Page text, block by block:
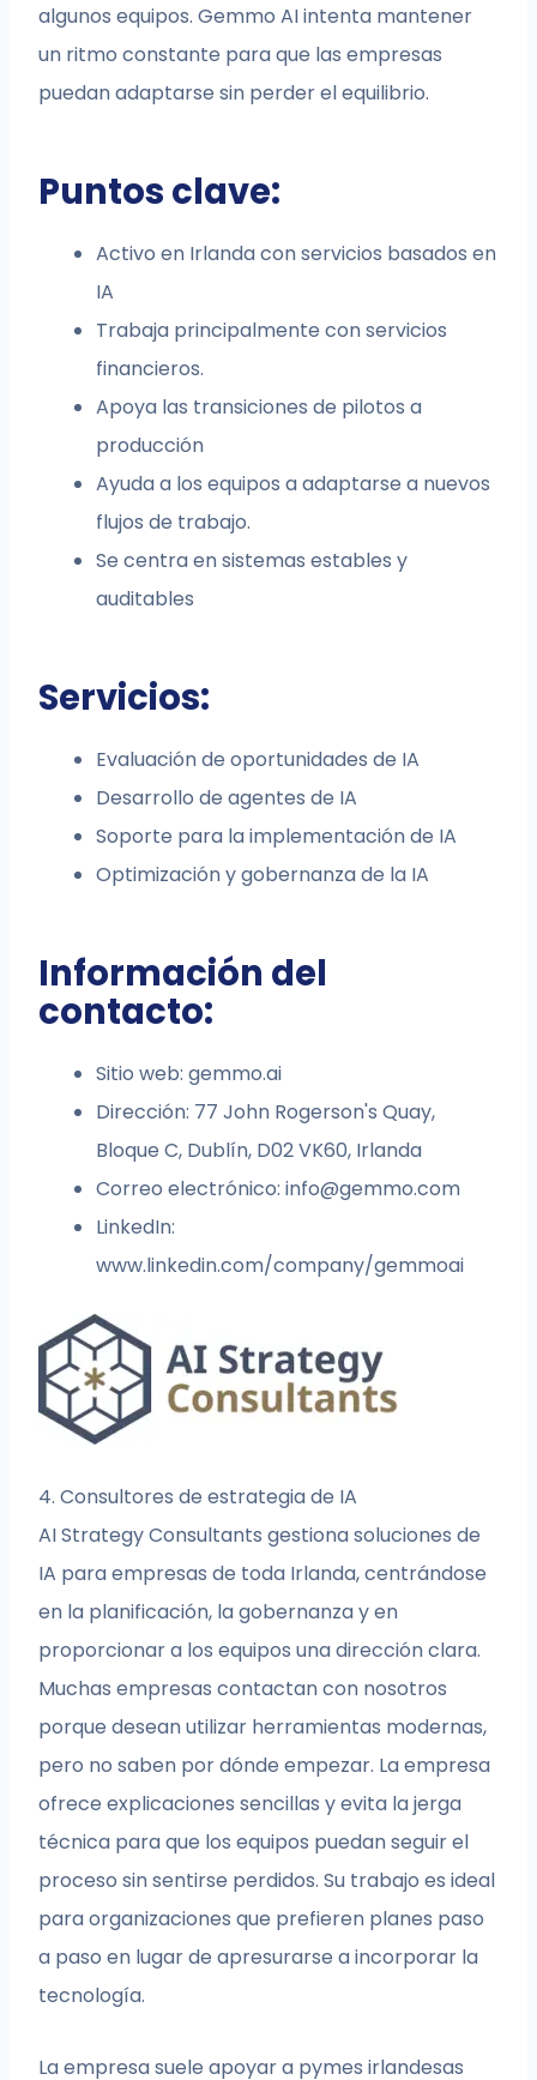
algunos equipos. Gemmo AI intenta mantener
un ritmo constante para que las empresas
puedan adaptarse sin perder el equilibrio.
Puntos clave:
Activo en Irlanda con servicios basados en
IA
Trabaja principalmente con servicios
financieros.
Apoya las transiciones de pilotos a
producción
Ayuda a los equipos a adaptarse a nuevos
flujos de trabajo.
Se centra en sistemas estables y
auditables
Servicios:
Evaluación de oportunidades de IA
Desarrollo de agentes de IA
Soporte para la implementación de IA
Optimización y gobernanza de la IA
Información del
contacto:
Sitio web: gemmo.ai
Dirección: 77 John Rogerson's Quay,
Bloque C, Dublín, D02 VK60, Irlanda
Correo electrónico:info@gemmo.com
LinkedIn:
www.linkedin.com/company/gemmoai
4. Consultores de estrategia de IA
AI Strategy Consultants gestiona soluciones de
IA para empresas de toda Irlanda, centrándose
en la planificación, la gobernanza y en
proporcionar a los equipos una dirección clara.
Muchas empresas contactan con nosotros
porque desean utilizar herramientas modernas,
pero no saben por dónde empezar. La empresa
ofrece explicaciones sencillas y evita la jerga
técnica para que los equipos puedan seguir el
proceso sin sentirse perdidos. Su trabajo es ideal
para organizaciones que prefieren planes paso
a paso en lugar de apresurarse a incorporar la
tecnología.
La empresa suele apoyar a pymes irlandesas